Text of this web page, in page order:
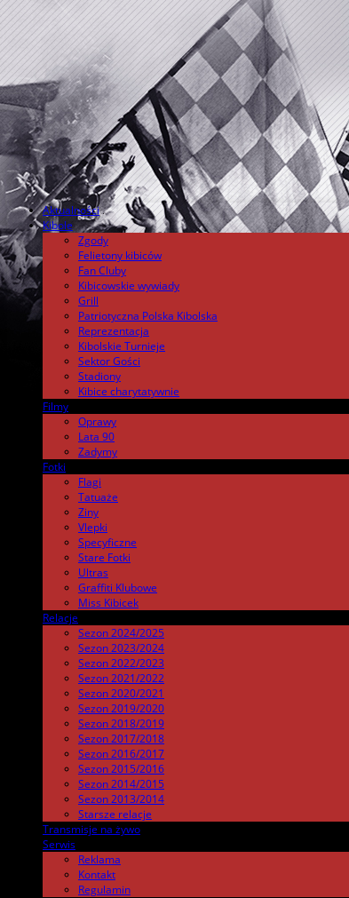
Aktualności .
Kibole
Zgody
Felietony kibiców
Fan Cluby
Kibicowskie wywiady
Grill
Patriotyczna Polska Kibolska
Reprezentacja
Kibolskie Turnieje
Sektor Gości
Stadiony
Kibice charytatywnie
Filmy
Oprawy
Lata 90
Zadymy
Fotki
Flagi
Tatuaże
Ziny
Vlepki
Specyficzne
Stare Fotki
Ultras
Graffiti Klubowe
Miss Kibicek
Relacje
Sezon 2024/2025
Sezon 2023/2024
Sezon 2022/2023
Sezon 2021/2022
Sezon 2020/2021
Sezon 2019/2020
Sezon 2018/2019
Sezon 2017/2018
Sezon 2016/2017
Sezon 2015/2016
Sezon 2014/2015
Sezon 2013/2014
Starsze relacje
Transmisje na żywo
Serwis
Reklama
Kontakt
Regulamin